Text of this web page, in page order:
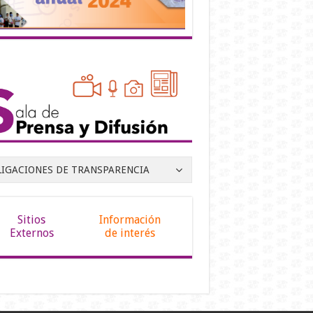
DE TRANSPARENCIA
Sitios
Externos
Información
de interés